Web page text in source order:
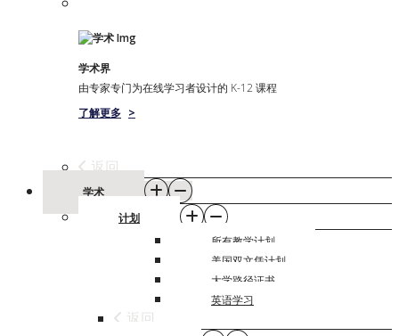
学术界
由专家专门为在线学习者设计的 K-12 课程
了解更多 >
返回
学术
计划
所有教学计划
美国双文凭计划
大学路径证书
英语学习
返回